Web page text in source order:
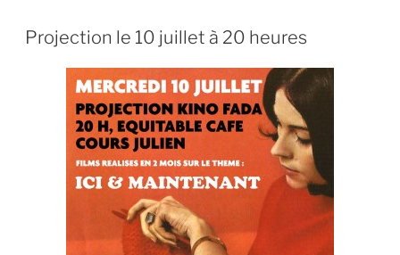
PUBLIÉ
LE
Projection le 10 juillet à 20 heures